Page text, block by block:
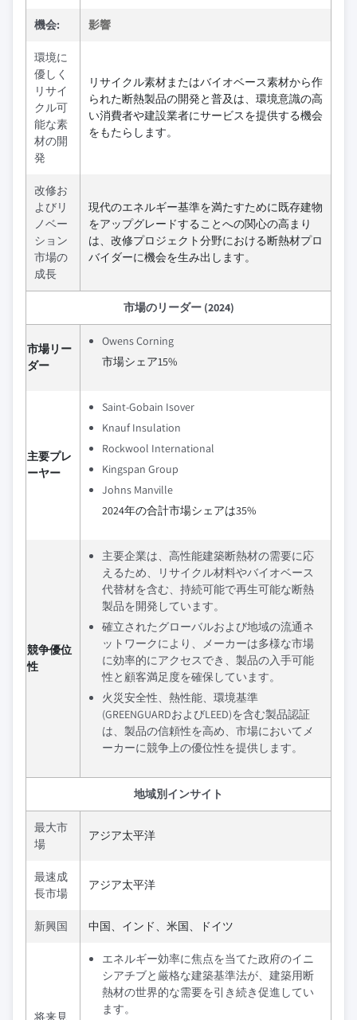
機会: 影響
環境に
優しく
リサイ
クル可
能な素
材の開
発
リサイクル素材またはバイオベース素材から作
られた断熱製品の開発と普及は、環境意識の高
い消費者や建設業者にサービスを提供する機会
をもたらします。
改修お
よびリ
ノベー
ション
市場の
成長
現代のエネルギー基準を満たすために既存建物
をアップグレードすることへの関心の高まり
は、改修プロジェクト分野における断熱材プロ
バイダーに機会を生み出します。
市場のリーダー (2024)
市場リー
ダー
Owens Corning
市場シェア15%
主要プレ
ーヤー
Saint-Gobain Isover
Knauf Insulation
Rockwool International
Kingspan Group
Johns Manville
2024年の合計市場シェアは35%
競争優位
性
主要企業は、高性能建築断熱材の需要に応
えるため、リサイクル材料やバイオベース
代替材を含む、持続可能で再生可能な断熱
製品を開発しています。
確立されたグローバルおよび地域の流通ネ
ットワークにより、メーカーは多様な市場
に効率的にアクセスでき、製品の入手可能
性と顧客満足度を確保しています。
火災安全性、熱性能、環境基準
(GREENGUARDおよびLEED)を含む製品認証
は、製品の信頼性を高め、市場においてメ
ーカーに競争上の優位性を提供します。
地域別インサイト
最大市
場
アジア太平洋
最速成
長市場
アジア太平洋
新興国 中国、インド、米国、ドイツ
将来見
エネルギー効率に焦点を当てた政府のイニ
シアチブと厳格な建築基準法が、建築用断
熱材の世界的な需要を引き続き促進してい
ます。